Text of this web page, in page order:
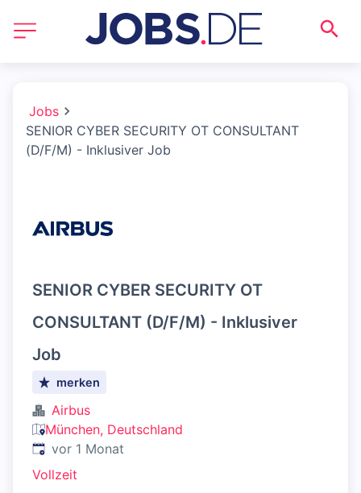
Jobs
SENIOR CYBER SECURITY OT CONSULTANT
(D/F/M) - Inklusiver Job
SENIOR CYBER SECURITY OT
CONSULTANT (D/F/M) - Inklusiver
Job
merken
Airbus
München, Deutschland
Veröffentlicht:
vor 1 Monat
Vollzeit